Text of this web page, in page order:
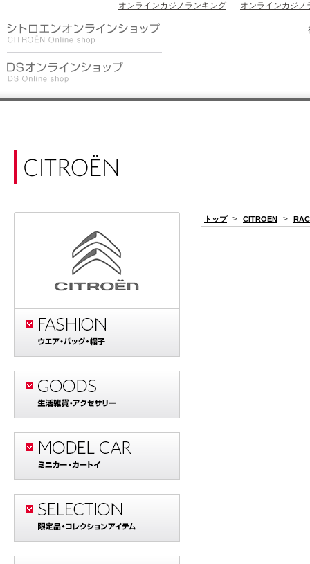
オンラインカジノランキング オンラインカジノ
トップ > CITROEN >